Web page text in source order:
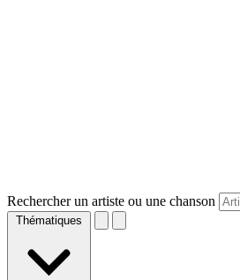
Rechercher un artiste ou une chanson
Thématiques